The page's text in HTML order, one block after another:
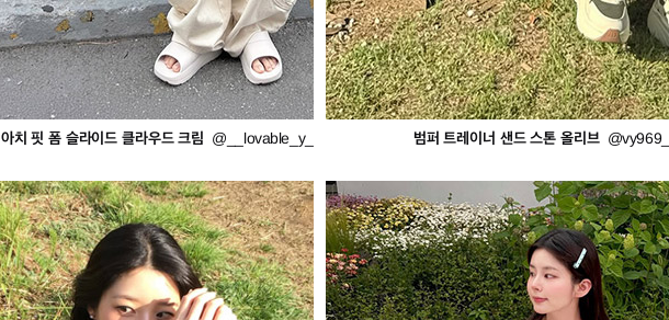
아치 핏 폼 슬라이드 클라우드 크림 @__lovable_y_ 범퍼 트레이너 샌드 스톤 올리브